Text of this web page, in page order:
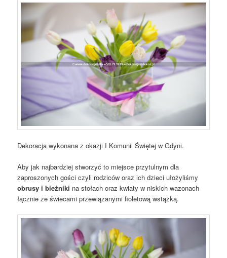
Dekoracja wykonana z okazji I Komunii Świętej w Gdyni.
Aby jak najbardziej stworzyć to miejsce przytulnym dla
zaproszonych gości czyli rodziców oraz ich dzieci ułożyliśmy
obrusy i bieżniki na stołach oraz kwiaty w niskich wazonach
łącznie ze świecami przewiązanymi fioletową wstążką.